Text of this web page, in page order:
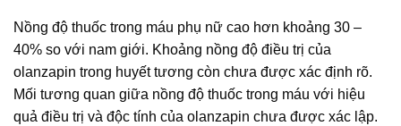
Nồng độ thuốc trong máu phụ nữ cao hơn khoảng 30 –
40% so với nam giới. Khoảng nồng độ điều trị của
olanzapin trong huyết tương còn chưa được xác định rõ.
Mối tương quan giữa nồng độ thuốc trong máu với hiệu
quả điều trị và độc tính của olanzapin chưa được xác lập.